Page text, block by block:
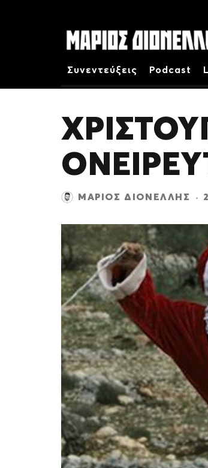
Συνεντεύξεις Podcast
ΜΆΡΙΟΣ ΔΙΟΝΈΛΛΗΣ ·